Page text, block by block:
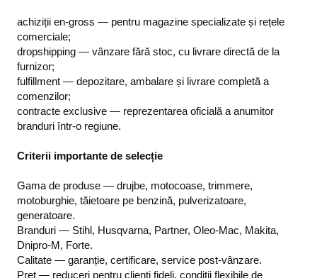
achiziții en-gross — pentru magazine specializate și rețele
comerciale;
dropshipping — vânzare fără stoc, cu livrare directă de la
furnizor;
fulfillment — depozitare, ambalare și livrare completă a
comenzilor;
contracte exclusive — reprezentarea oficială a anumitor
branduri într-o regiune.
Criterii importante de selecție
Gama de produse — drujbe, motocoase, trimmere,
motoburghie, tăietoare pe benzină, pulverizatoare,
generatoare.
Branduri — Stihl, Husqvarna, Partner, Oleo-Mac, Makita,
Dnipro-M, Forte.
Calitate — garanție, certificare, service post-vânzare.
Preț — reduceri pentru clienți fideli, condiții flexibile de